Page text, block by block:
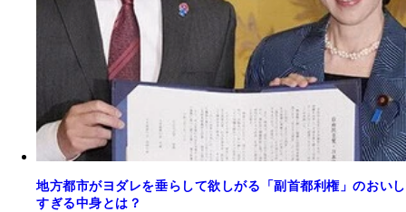
地方都市がヨダレを垂らして欲しがる「副首都利権」のおいし
すぎる中身とは？